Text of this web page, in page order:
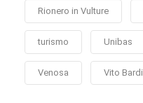
Rionero in Vulture
turismo Unibas
Venosa Vito Bardi